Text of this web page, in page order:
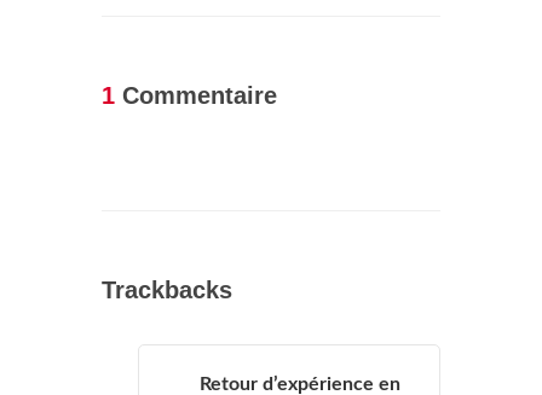
1 Commentaire
Trackbacks
Retour d’expérience en